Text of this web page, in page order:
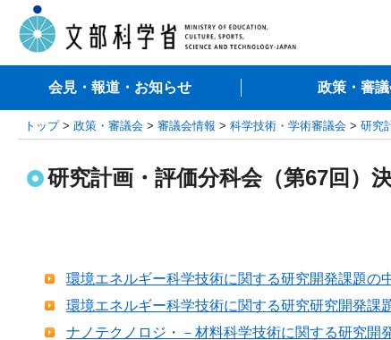
会見・報道・お知らせ 政策・審
トップ> 政策・審議会 > 審議会情報 > 科学技術・学術審議会 > 研究
研究計画・評価分科会（第67回）
環境エネルギー科学技術に関する研究開発課題の
環境エネルギー科学技術に関する研究研究開発課
ナノテクノロジ・－材料科学技術に関する研究開